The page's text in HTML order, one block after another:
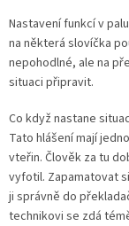
Nastavení funkcí v
na některá slovíčka
nepohodlné, ale na
situaci připravit.
Co když nastane
Tato hlášení mají
vteřin. Člověk za tu
vyfotil. Zapamatovat
ji správně do
technikovi se zdá